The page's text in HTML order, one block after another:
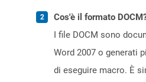
Cos'è il formato
I file DOCM sono
Word 2007 o generati
di eseguire macro. È